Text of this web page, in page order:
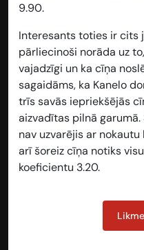
9.90.
Interesants toties ir cits
pārliecinoši norāda uz
vajadzīgi un ka cīņa
sagaidāms, ka Kanelo
trīs savās iepriekšējās
aizvadītas pilnā
nav uzvarējis ar nokautu
arī šoreiz cīņa notiks
koeficientu 3.20.